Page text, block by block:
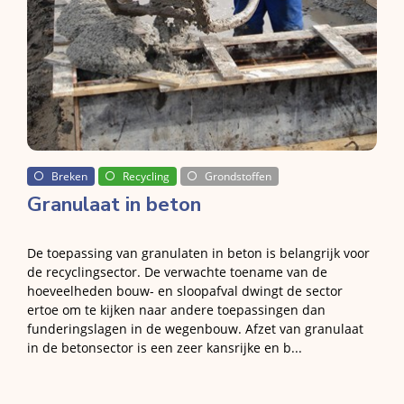
Breken Recycling Grondstoffen
Granulaat in beton
De toepassing van granulaten in beton is belangrijk voor
de recyclingsector. De verwachte toename van de
hoeveelheden bouw- en sloopafval dwingt de sector
ertoe om te kijken naar andere toepassingen dan
funderingslagen in de wegenbouw. Afzet van granulaat
in de betonsector is een zeer kansrijke en b...